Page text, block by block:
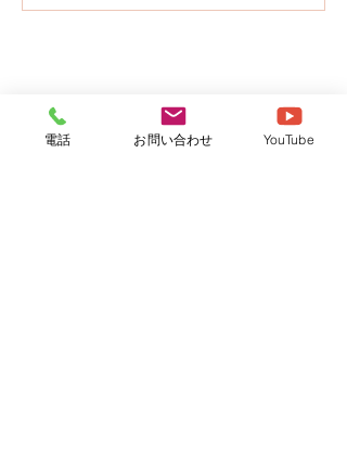
電話 お問い合わせ YouTube